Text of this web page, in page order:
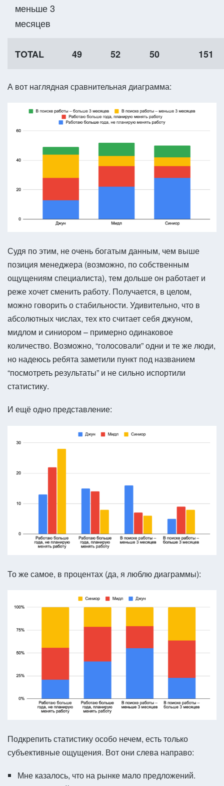
меньше 3
месяцев
TOTAL 49 52 50 151
А вот наглядная сравнительная диаграмма:
Судя по этим, не очень богатым данным, чем выше
позиция менеджера (возможно, по собственным
ощущениям специалиста), тем дольше он работает и
реже хочет сменить работу. Получается, в целом,
можно говорить о стабильности. Удивительно, что в
абсолютных числах, тех кто считает себя джуном,
мидлом и синиором – примерно одинаковое
количество. Возможно, “голосовали” одни и те же люди,
но надеюсь ребята заметили пункт под названием
“посмотреть результаты” и не сильно испортили
статистику.
И ещё одно представление:
То же самое, в процентах (да, я люблю диаграммы):
Подкрепить статистику особо нечем, есть только
субъективные ощущения. Вот они слева направо:
Мне казалось, что на рынке мало предложений.